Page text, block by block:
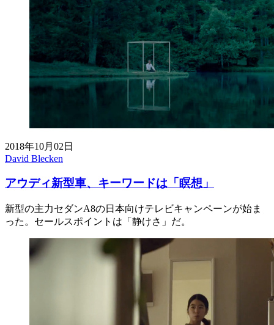
2018年10月02日
David Blecken
アウディ新型車、キーワードは「瞑想」
新型の主力セダンA8の日本向けテレビキャンペーンが始ま
った。セールスポイントは「静けさ」だ。